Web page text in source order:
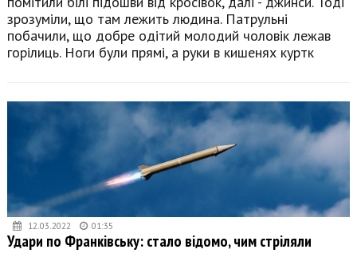
зрозуміли, що там лежить людина. Патрульні
побачили, що добре одітий молодий чоловік лежав
горілиць. Ноги були прямі, а руки в кишенях куртк
12.03.2022 01:35
Удари по Франківську: стало відомо, чим стріляли